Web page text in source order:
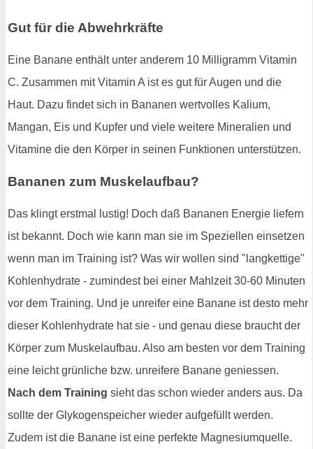
Gut für die Abwehrkräfte
Eine Banane enthält unter anderem 10 Milligramm Vitamin
C. Zusammen mit Vitamin A ist es gut für Augen und die
Haut. Dazu findet sich in Bananen wertvolles Kalium,
Mangan, Eis und Kupfer und viele weitere Mineralien und
Vitamine die den Körper in seinen Funktionen unterstützen.
Bananen zum Muskelaufbau?
Das klingt erstmal lustig! Doch daß Bananen Energie liefern
ist bekannt. Doch wie kann man sie im Speziellen einsetzen
wenn man im Training ist? Was wir wollen sind "langkettige"
Kohlenhydrate - zumindest bei einer Mahlzeit 30-60 Minuten
vor dem Training. Und je unreifer eine Banane ist desto mehr
dieser Kohlenhydrate hat sie - und genau diese braucht der
Körper zum Muskelaufbau. Also am besten vor dem Training
eine leicht grünliche bzw. unreifere Banane geniessen.
Nach dem Training sieht das schon wieder anders aus. Da
sollte der Glykogenspeicher wieder aufgefüllt werden.
Zudem ist die Banane ist eine perfekte Magnesiumquelle.